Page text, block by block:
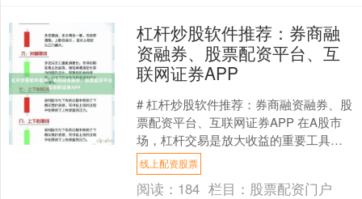
杠杆炒股软件推荐：券商融
资融券、股票配资平台、互
联网证券APP
# 杠杆炒股软件推荐：券商融资融券、股
票配资平台、互联网证券APP 在A股市
场，杠杆交易是放大收益的重要工具。
对于普通投资者而言，选择合适的杠杆
炒股软件，既能提....
线上配资股票
阅读： 184 栏目： 股票配资门户